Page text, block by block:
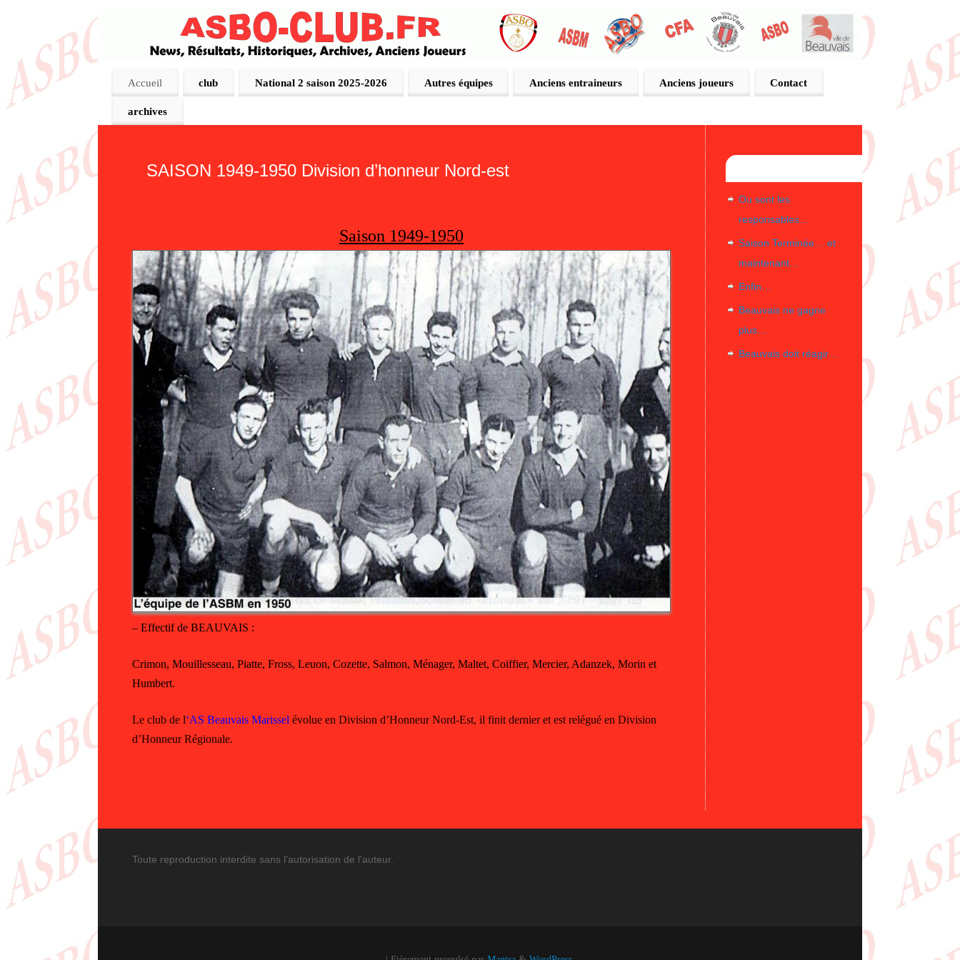
Accueil club National 2 saison 2025-2026 Autres équipes Anciens entraineurs Anciens joueurs Contact
archives
SAISON 1949-1950 Division d’honneur Nord-est
Saison 1949-1950
– Effectif de BEAUVAIS :
Crimon, Mouillesseau, Piatte, Fross, Leuon, Cozette, Salmon, Ménager, Maltet, Coiffier, Mercier, Adanzek, Morin et
Humbert.
Le club de l‘AS Beauvais Marissel évolue en Division d’Honneur Nord-Est, il finit dernier et est relégué en Division
d’Honneur Régionale.
Ou sont les
responsables…
Saison Terminée… et
maintenant…
Enfin…
Beauvais ne gagne
plus…
Beauvais doit réagir…
Toute reproduction interdite sans l'autorisation de l'auteur.